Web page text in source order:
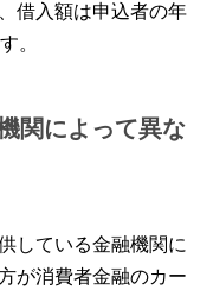
借入額は申込者の年
。
関によって異な
している金融機関に
が消費者金融のカー